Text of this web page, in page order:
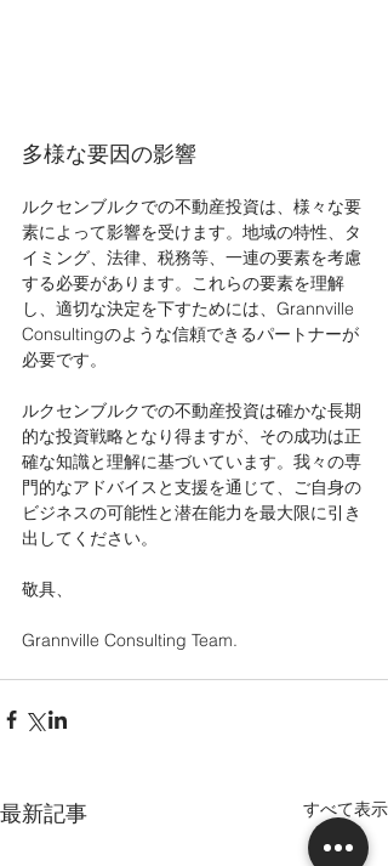
多様な要因の影響
ルクセンブルクでの不動産投資は、様々な要
素によって影響を受けます。地域の特性、タ
イミング、法律、税務等、一連の要素を考慮
する必要があります。これらの要素を理解
し、適切な決定を下すためには、Grannville
Consultingのような信頼できるパートナーが
必要です。
ルクセンブルクでの不動産投資は確かな長期
的な投資戦略となり得ますが、その成功は正
確な知識と理解に基づいています。我々の専
門的なアドバイスと支援を通じて、ご自身の
ビジネスの可能性と潜在能力を最大限に引き
出してください。
敬具、
Grannville Consulting Team.
最新記事 すべて表示